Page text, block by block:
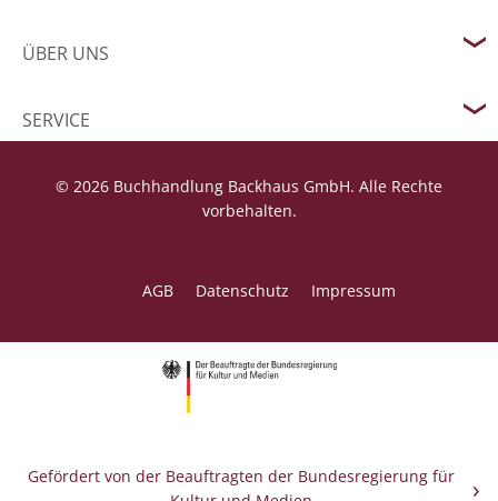
ÜBER UNS
SERVICE
© 2026 Buchhandlung Backhaus GmbH. Alle Rechte
vorbehalten.
AGB Datenschutz Impressum
Gefördert von der Beauftragten der Bundesregierung für